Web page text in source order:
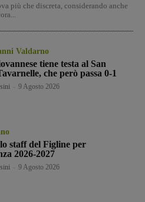
più che discreta, considerando anche
Valdarno
tiene testa al San
che però passa 0-1
9 Agosto 2026
staff del Figline per
2026-2027
9 Agosto 2026